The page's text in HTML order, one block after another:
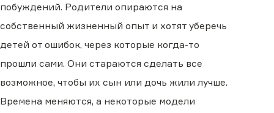
побуждений. Родители опираются на
собственный жизненный опыт и хотят уберечь
детей от ошибок, через которые когда-то
прошли сами. Они стараются сделать все
возможное, чтобы их сын или дочь жили лучше.
Времена меняются, а некоторые модели